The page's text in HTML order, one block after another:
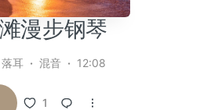
漫步钢琴
落耳 混音 12:08
1